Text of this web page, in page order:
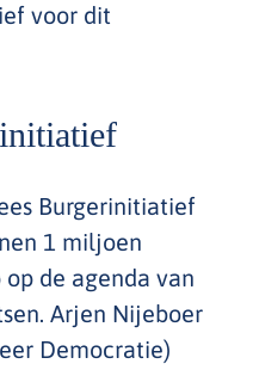
voor dit
Burgerinitiatief
1 miljoen
de agenda van
Arjen Nijeboer
Democratie)